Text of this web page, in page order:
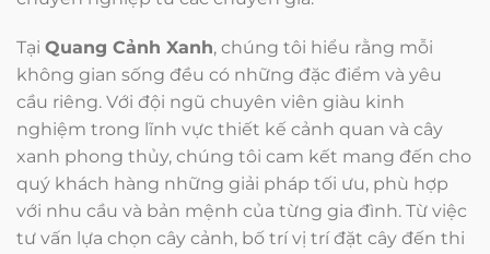
Tại Quang Cảnh Xanh, chúng tôi hiểu rằng mỗi
không gian sống đều có những đặc điểm và yêu
cầu riêng. Với đội ngũ chuyên viên giàu kinh
nghiệm trong lĩnh vực thiết kế cảnh quan và cây
xanh phong thủy, chúng tôi cam kết mang đến cho
quý khách hàng những giải pháp tối ưu, phù hợp
với nhu cầu và bản mệnh của từng gia đình. Từ việc
tư vấn lựa chọn cây cảnh, bố trí vị trí đặt cây đến thi